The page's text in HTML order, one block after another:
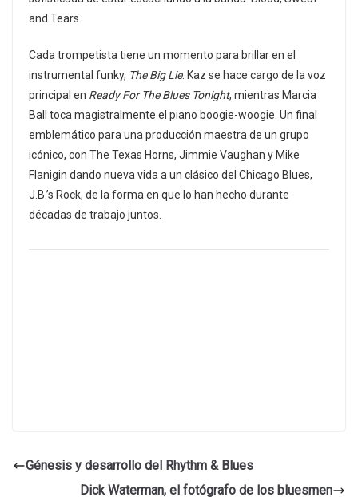
and Tears.
Cada trompetista tiene un momento para brillar en el
instrumental funky, The Big Lie. Kaz se hace cargo de la voz
principal en Ready For The Blues Tonight, mientras Marcia
Ball toca magistralmente el piano boogie-woogie. Un final
emblemático para una producción maestra de un grupo
icónico, con The Texas Horns, Jimmie Vaughan y Mike
Flanigin dando nueva vida a un clásico del Chicago Blues,
J.B.’s Rock, de la forma en que lo han hecho durante
décadas de trabajo juntos.
Génesis y desarrollo del Rhythm & Blues
Dick Waterman, el fotógrafo de los bluesmen